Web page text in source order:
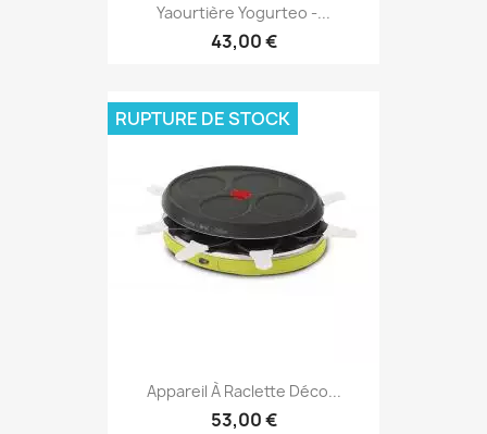
Yaourtière Yogurteo -...
43,00 €
Appareil À Raclette Déco...
53,00 €
RUPTURE DE STOCK